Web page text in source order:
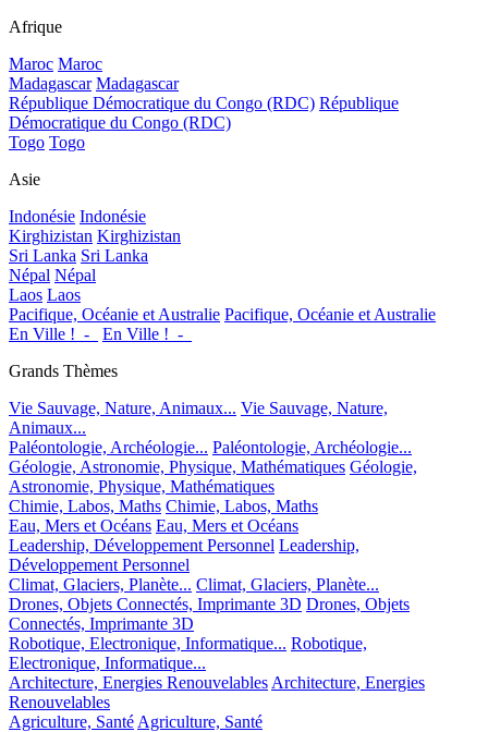
Afrique
Maroc Maroc
Madagascar Madagascar
République Démocratique du Congo (RDC) République
Démocratique du Congo (RDC)
Togo Togo
Asie
Indonésie Indonésie
Kirghizistan Kirghizistan
Sri Lanka Sri Lanka
Népal Népal
Laos Laos
Pacifique, Océanie et Australie Pacifique, Océanie et Australie
En Ville !_-_
En Ville !_-_
Grands Thèmes
Vie Sauvage, Nature, Animaux... Vie Sauvage, Nature,
Animaux...
Paléontologie, Archéologie... Paléontologie, Archéologie...
Géologie, Astronomie, Physique, Mathématiques Géologie,
Astronomie, Physique, Mathématiques
Chimie, Labos, Maths Chimie, Labos, Maths
Eau, Mers et Océans Eau, Mers et Océans
Leadership, Développement Personnel Leadership,
Développement Personnel
Climat, Glaciers, Planète... Climat, Glaciers, Planète...
Drones, Objets Connectés, Imprimante 3D Drones, Objets
Connectés, Imprimante 3D
Robotique, Electronique, Informatique... Robotique,
Electronique, Informatique...
Architecture, Energies Renouvelables Architecture, Energies
Renouvelables
Agriculture, Santé Agriculture, Santé